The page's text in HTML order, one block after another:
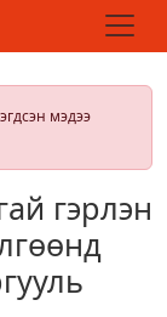
мэдээ
гэрлэн